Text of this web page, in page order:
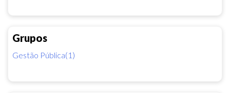
Grupos
Gestão Pública(1)